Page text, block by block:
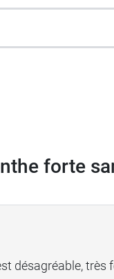
à base de
forte
désagréable,